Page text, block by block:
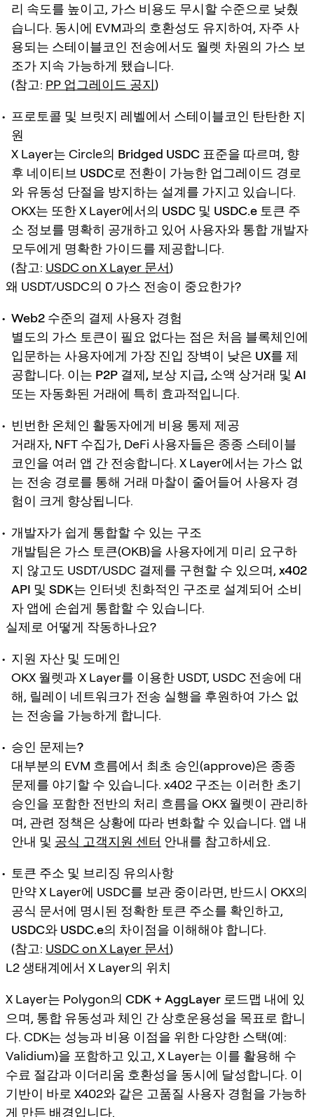
리 속도를 높이고, 가스 비용도 무시할 수준으로 낮췄
습니다. 동시에 EVM과의 호환성도 유지하여, 자주 사
용되는 스테이블코인 전송에서도 월렛 차원의 가스 보
조가 지속 가능하게 됐습니다.
(참고: PP 업그레이드 공지)
프로토콜 및 브릿지 레벨에서 스테이블코인 탄탄한 지
원
X Layer는 Circle의 Bridged USDC 표준을 따르며, 향
후 네이티브 USDC로 전환이 가능한 업그레이드 경로
와 유동성 단절을 방지하는 설계를 가지고 있습니다.
OKX는 또한 X Layer에서의 USDC 및 USDC.e 토큰 주
소 정보를 명확히 공개하고 있어 사용자와 통합 개발자
모두에게 명확한 가이드를 제공합니다.
(참고: USDC on X Layer 문서)
왜 USDT/USDC의 0 가스 전송이 중요한가?
Web2 수준의 결제 사용자 경험
별도의 가스 토큰이 필요 없다는 점은 처음 블록체인에
입문하는 사용자에게 가장 진입 장벽이 낮은 UX를 제
공합니다. 이는 P2P 결제, 보상 지급, 소액 상거래 및 AI
또는 자동화된 거래에 특히 효과적입니다.
빈번한 온체인 활동자에게 비용 통제 제공
거래자, NFT 수집가, DeFi 사용자들은 종종 스테이블
코인을 여러 앱 간 전송합니다. X Layer에서는 가스 없
는 전송 경로를 통해 거래 마찰이 줄어들어 사용자 경
험이 크게 향상됩니다.
개발자가 쉽게 통합할 수 있는 구조
개발팀은 가스 토큰(OKB)을 사용자에게 미리 요구하
지 않고도 USDT/USDC 결제를 구현할 수 있으며, x402
API 및 SDK는 인터넷 친화적인 구조로 설계되어 소비
자 앱에 손쉽게 통합할 수 있습니다.
실제로 어떻게 작동하나요?
지원 자산 및 도메인
OKX 월렛과 X Layer를 이용한 USDT, USDC 전송에 대
해, 릴레이 네트워크가 전송 실행을 후원하여 가스 없
는 전송을 가능하게 합니다.
승인 문제는?
대부분의 EVM 흐름에서 최초 승인(approve)은 종종
문제를 야기할 수 있습니다. x402 구조는 이러한 초기
승인을 포함한 전반의 처리 흐름을 OKX 월렛이 관리하
며, 관련 정책은 상황에 따라 변화할 수 있습니다. 앱 내
안내 및 공식 고객지원 센터 안내를 참고하세요.
토큰 주소 및 브리징 유의사항
만약 X Layer에 USDC를 보관 중이라면, 반드시 OKX의
공식 문서에 명시된 정확한 토큰 주소를 확인하고,
USDC와 USDC.e의 차이점을 이해해야 합니다.
(참고: USDC on X Layer 문서)
L2 생태계에서 X Layer의 위치
X Layer는 Polygon의 CDK + AggLayer 로드맵 내에 있
으며, 통합 유동성과 체인 간 상호운용성을 목표로 합니
다. CDK는 성능과 비용 이점을 위한 다양한 스택(예:
Validium)을 포함하고 있고, X Layer는 이를 활용해 수
수료 절감과 이더리움 호환성을 동시에 달성합니다. 이
기반이 바로 X402와 같은 고품질 사용자 경험을 가능하
게 만든 배경입니다.